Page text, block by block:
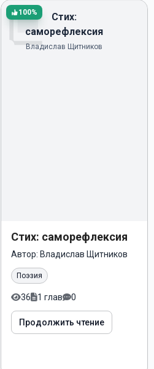
Стих:
саморефлексия
Владислав Щитников
Без обложки
100%
Стих: саморефлексия
Автор: Владислав Щитников
Поэзия
36 1 глав 0
Продолжить чтение